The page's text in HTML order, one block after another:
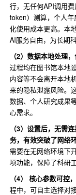
行，无任何API调用
token）测算，个人
化使用成本更高。本
AI服务自由，为长期
（2）数据本地处理
过程均在图书馆本地
内容等不会离开本地
来的隐私泄露风险。
数据、个人研究成果
心需求。
（3） 设置后，无需
务，有效突破了网络
需要在无网络环境下
项功能，保障了科研
（4） 核心参数可控
程中，可自主选择对